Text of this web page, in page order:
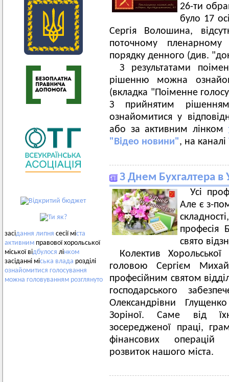
засідання липня сесії міста
активним правової хорольської
міської відбулося лінком
засіданні міська влада розділі
ознайомитися голосування
можна головуванням розглянуто
26-ти
було 17
Сергія Волошина,
поточному пленарному
порядку денного (див.
З результатами
рішенню можна
(вкладка "Поіменне
З прийнятим
ознайомитися у
або за активним лінком
"Відео новини", на каналі
З Днем Бухгалтера в
Усі
Але є з-
професія
свято
Колектив
головою Сергієм
професійним святом
господарського
Олександрівни
Зоріної. Саме від
зосередженої праці,
фінансових операцій
розвиток нашого міста.